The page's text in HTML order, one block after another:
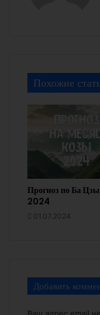
Похожие
Прогноз по Ба
2024
01.07.2024
Добавить